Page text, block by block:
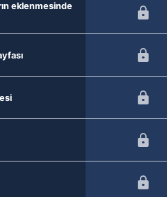
eklenmesinde